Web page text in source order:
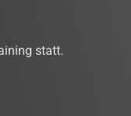
statt.